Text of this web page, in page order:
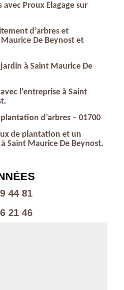
avec Proux Elagage sur
d’arbres et
De Beynost et
à Saint Maurice De
l’entreprise à Saint
d’arbres – 01700
de plantation et un
Saint Maurice De Beynost.
44 81
21 46